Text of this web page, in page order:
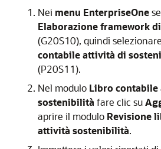
Nei menu EnterpriseOne
Elaborazione framework
(G20S10), quindi selezionare
contabile attività di
(P20S11).
Nel modulo Libro
sostenibilità fare clic su
aprire il modulo Revisione
attività sostenibilità.